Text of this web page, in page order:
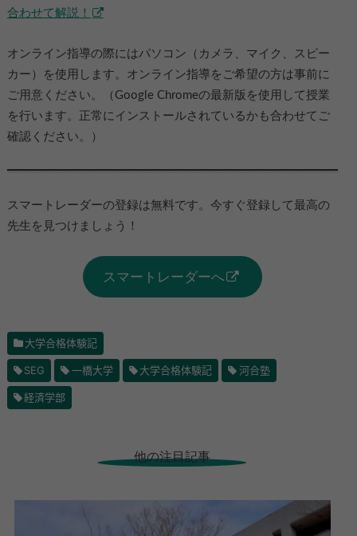
合わせて解説！
オンライン指導の際にはパソコン（カメラ、マイク、スピー
カー）を使用します。オンライン指導をご希望の方は事前に
ご用意ください。（Google Chromeの最新版を使用して授業
を行います。正常にインストールされているかも合わせてご
確認ください。）
スマートレーダーの登録は無料です。今すぐ登録して最高の
先生を見つけましょう！
スマートレーダーへ
大学合格体験記
SEG 一橋大学 大学合格体験記 河合塾
経済学部
他の注目記事